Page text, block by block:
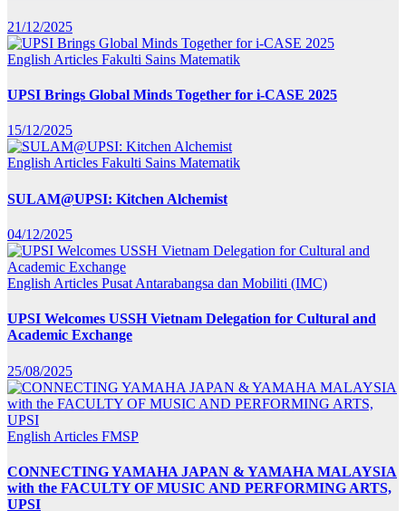
21/12/2025
English Articles Fakulti Sains Matematik
UPSI Brings Global Minds Together for i-CASE 2025
15/12/2025
English Articles Fakulti Sains Matematik
SULAM@UPSI: Kitchen Alchemist
04/12/2025
English Articles Pusat Antarabangsa dan Mobiliti (IMC)
UPSI Welcomes USSH Vietnam Delegation for Cultural and
Academic Exchange
25/08/2025
English Articles FMSP
CONNECTING YAMAHA JAPAN & YAMAHA MALAYSIA
with the FACULTY OF MUSIC AND PERFORMING ARTS,
UPSI